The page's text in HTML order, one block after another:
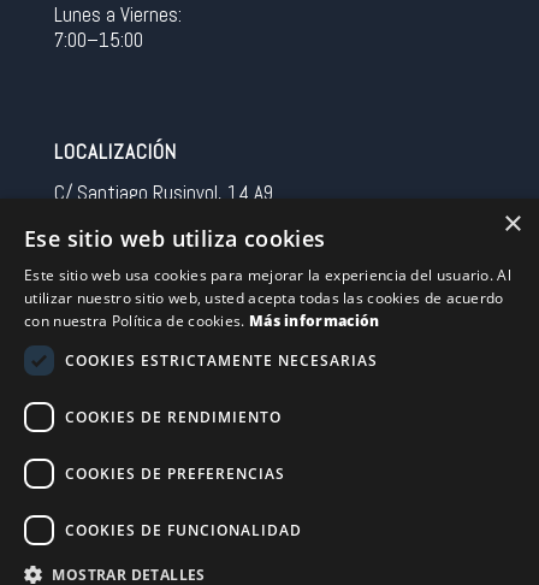
Lunes a Viernes:
7:00–15:00
LOCALIZACIÓN
C/ Santiago Rusinyol, 14 A9
Spain
CONTACTO
Tel 0034 93 713 37 30
sermovil@sertronic.es
Acceso intranet para representantes
×
Ese sitio web utiliza cookies
Este sitio web usa cookies para mejorar la experiencia del usuario. Al
utilizar nuestro sitio web, usted acepta todas las cookies de acuerdo
con nuestra Política de cookies. Más información
COOKIES ESTRICTAMENTE NECESARIAS
COOKIES DE RENDIMIENTO
COOKIES DE PREFERENCIAS
COOKIES DE FUNCIONALIDAD
MOSTRAR DETALLES